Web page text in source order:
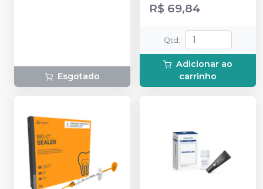
Esgotado
intracanal).
R$ 69,84
Qtd:
Adicionar ao
carrinho